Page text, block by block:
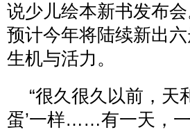
说少儿绘本新书发布
预计今年将陆续新出
生机与活力。
“很久很久以前，天
蛋’一样……有一天，